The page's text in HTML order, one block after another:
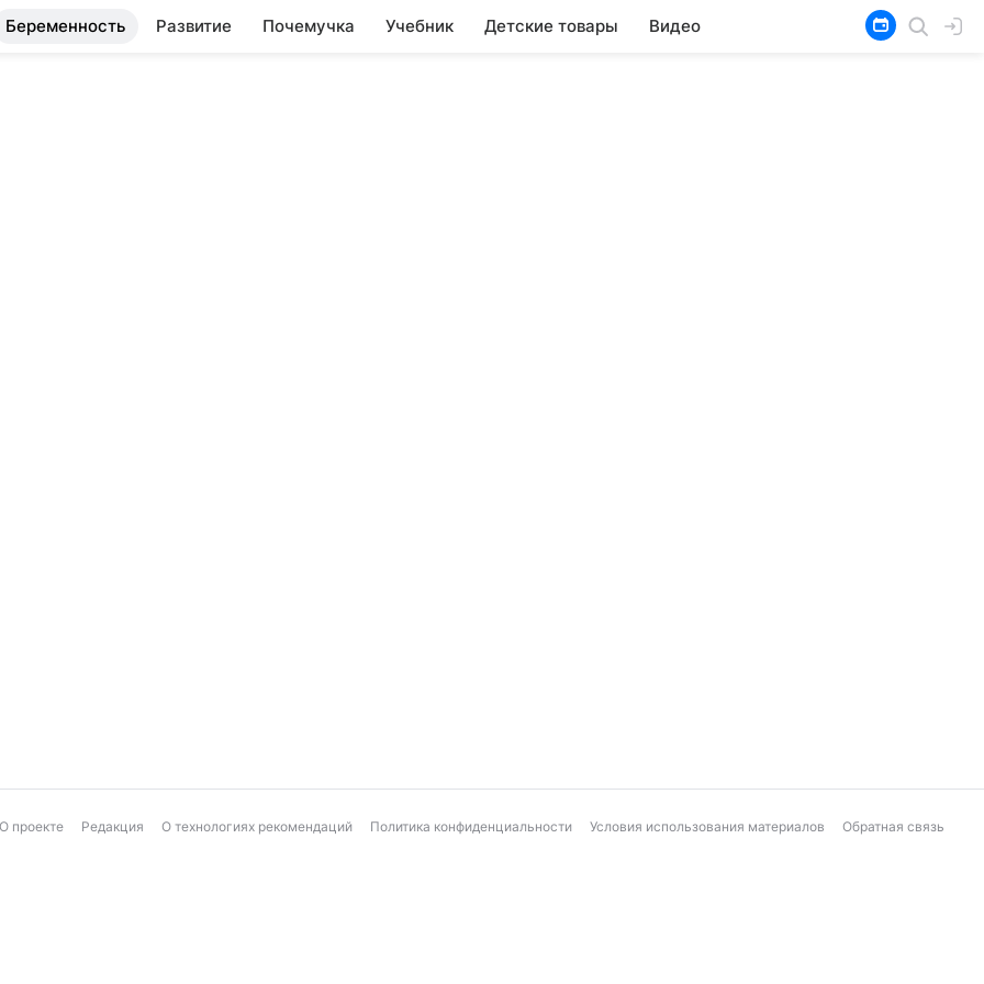
Беременность Развитие Почемучка Учебник Детские товары Видео
О проекте Редакция О технологиях рекомендаций Политика конфиденциальности Условия использования материалов Обратная связь